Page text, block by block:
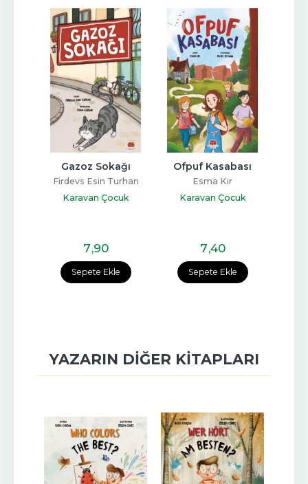
Sepete Ekle
Gazoz Sokağı
Firdevs Esin Turhan
Karavan Çocuk
7,90
Sepete Ekle
Ofpuf Kasabası
Esma Kır
Karavan Çocuk
7,40
YAZARIN DIĞER KITAPLARI